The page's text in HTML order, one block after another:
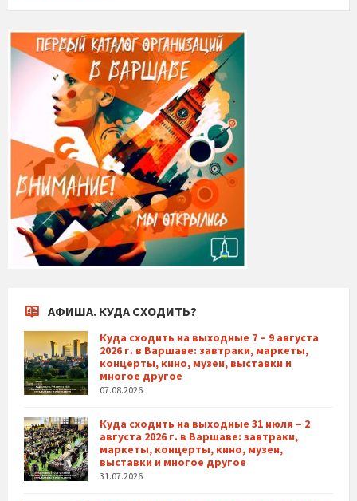
АФИША. КУДА СХОДИТЬ?
Куда сходить на выходные 7 – 9 августа
2026 г. в Варшаве: завтраки, маркеты,
концерты, кино, музеи, выставки и
многое другое
07.08.2026
Куда сходить на выходные 31 июля – 2
августа 2026 г. в Варшаве: завтраки,
маркеты, концерты, кино, музеи,
выставки и многое другое
31.07.2026